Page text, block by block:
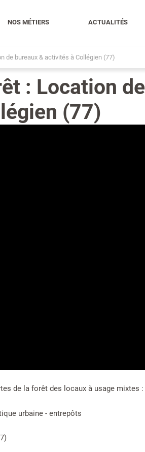
NOS MÉTIERS ACTUALITÉS
de bureaux & activités à Collégien (77)
: Location de
(77)
de la forêt des locaux à usage mixtes :
urbaine - entrepôts